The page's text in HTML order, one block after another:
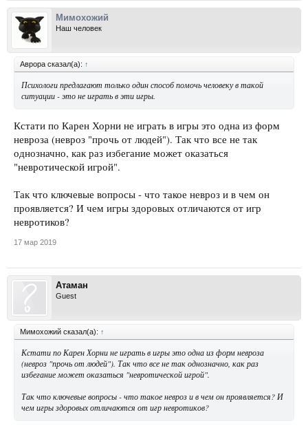
Мимохожий
Наш человек
Аврора сказал(а): ↑
Психологи предлагают только один способ помочь человеку в такой
ситуации - это не играть в эти игры.
Кстати по Карен Хорни не играть в игры это одна из форм
невроза (невроз "прочь от людей"). Так что все не так
однозначно, как раз избегание может оказаться
"невротической игрой".
Так что ключевые вопросы - что такое невроз и в чем он
проявляется? И чем игры здоровых отличаются от игр
невротиков?
17 мар 2019
Атаман
Guest
Мимохожий сказал(а): ↑
Кстати по Карен Хорни не играть в игры это одна из форм невроза
(невроз "прочь от людей"). Так что все не так однозначно, как раз
избегание может оказаться "невротической игрой".
Так что ключевые вопросы - что такое невроз и в чем он проявляется? И
чем игры здоровых отличаются от игр невротиков?